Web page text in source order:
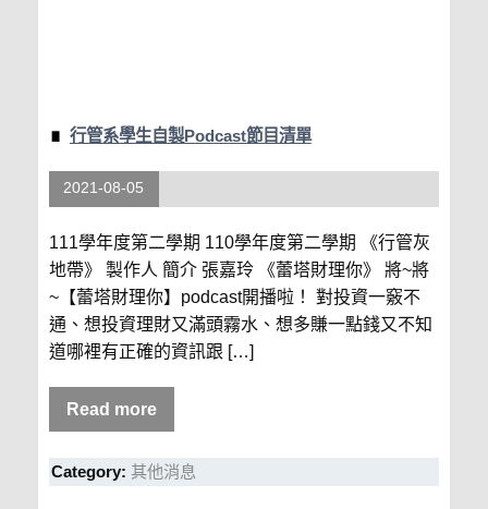
行管系學生自製Podcast節目清單
2021-08-05
111學年度第二學期 110學年度第二學期 《行管灰
地帶》 製作人 簡介 張嘉玲 《蕾塔財理你》 將~將
~【蕾塔財理你】podcast開播啦！ 對投資一竅不
通、想投資理財又滿頭霧水、想多賺一點錢又不知
道哪裡有正確的資訊跟 […]
Read more
Category: 其他消息